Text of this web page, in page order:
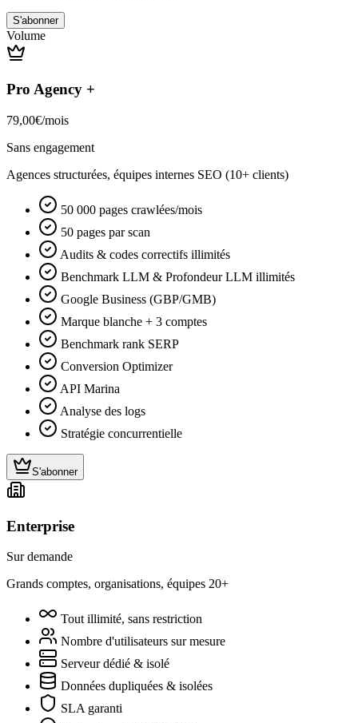
S'abonner
Volume
Pro Agency +
79,00€/mois
Sans engagement
Agences structurées, équipes internes SEO (10+ clients)
50 000 pages crawlées/mois
50 pages par scan
Audits & codes correctifs illimités
Benchmark LLM & Profondeur LLM illimités
Google Business (GBP/GMB)
Marque blanche + 3 comptes
Benchmark rank SERP
Conversion Optimizer
API Marina
Analyse des logs
Stratégie concurrentielle
S'abonner
Enterprise
Sur demande
Grands comptes, organisations, équipes 20+
Tout illimité, sans restriction
Nombre d'utilisateurs sur mesure
Serveur dédié & isolé
Données dupliquées & isolées
SLA garanti